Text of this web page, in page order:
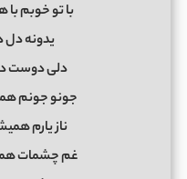
با تو خوبم
یدونه دل
دلی دوست
جونو جونم
ناز یارم
غم چشمات